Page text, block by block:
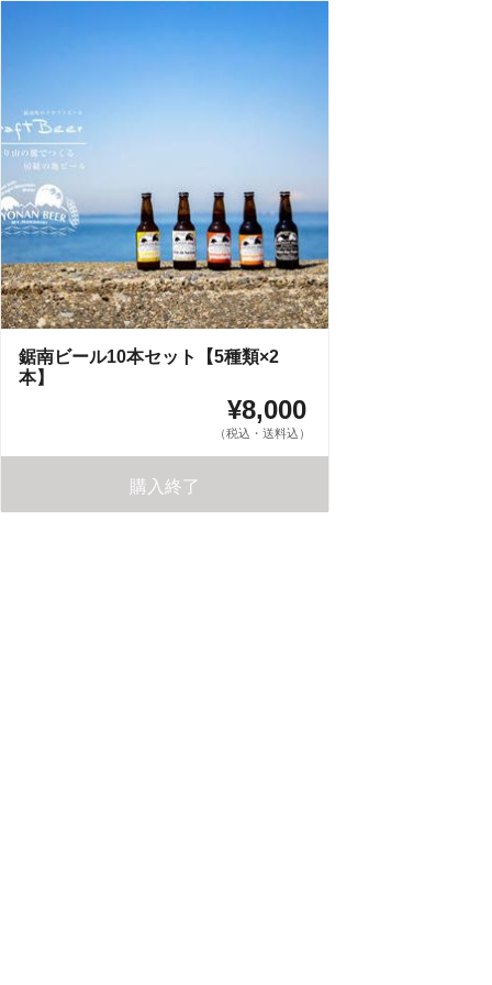
鋸南ビール10本セット【5種類×2
本】
¥8,000
（税込・送料込）
購入終了